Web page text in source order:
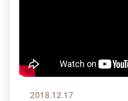
2018.12.17